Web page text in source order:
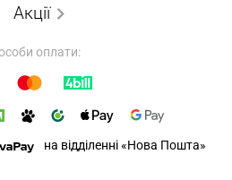
Акції
оплати:
на відділенні «Нова Пошта»